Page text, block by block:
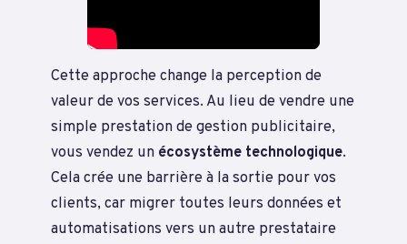
Cette approche change la perception de
valeur de vos services. Au lieu de vendre une
simple prestation de gestion publicitaire,
vous vendez un écosystème technologique.
Cela crée une barrière à la sortie pour vos
clients, car migrer toutes leurs données et
automatisations vers un autre prestataire